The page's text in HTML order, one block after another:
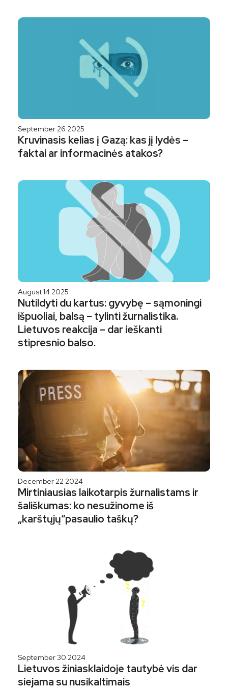
September 26 2025
Kruvinasis kelias į Gazą: kas jį lydės –
faktai ar informacinės atakos?
August 14 2025
Nutildyti du kartus: gyvybę – sąmoningi
išpuoliai, balsą – tylinti žurnalistika.
Lietuvos reakcija – dar ieškanti
stipresnio balso.
December 22 2024
Mirtiniausias laikotarpis žurnalistams ir
šališkumas: ko nesužinome iš
„karštųjų“pasaulio taškų?
September 30 2024
Lietuvos žiniasklaidoje tautybė vis dar
siejama su nusikaltimais